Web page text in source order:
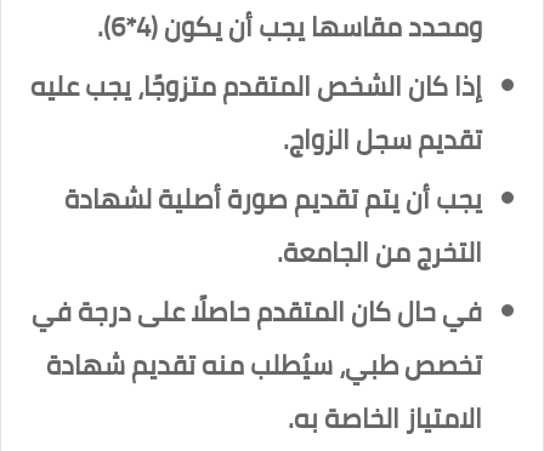
ومحدد مقاسها يجب أن يكون (4*6).
إذا كان الشخص المتقدم متزوجًا، يجب عليه
تقديم سجل الزواج.
يجب أن يتم تقديم صورة أصلية لشهادة
التخرج من الجامعة.
في حال كان المتقدم حاصلًا على درجة في
تخصص طبي، سيُطلب منه تقديم شهادة
الامتياز الخاصة به.